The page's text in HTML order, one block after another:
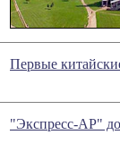
Первые
"Экспресс-АР"